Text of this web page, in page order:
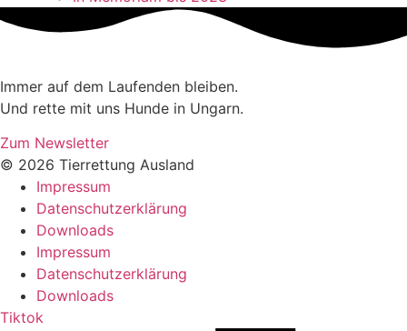
Immer auf dem Laufenden bleiben.
Und rette mit uns Hunde in Ungarn.
Zum Newsletter
© 2026 Tierrettung Ausland
Impressum
Datenschutzerklärung
Downloads
Impressum
Datenschutzerklärung
Downloads
Tiktok